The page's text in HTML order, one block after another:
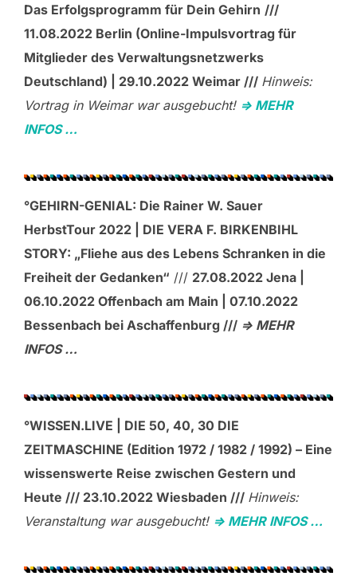
Das Erfolgsprogramm für Dein Gehirn ///
11.08.2022 Berlin (Online-Impulsvortrag für
Mitglieder des Verwaltungsnetzwerks
Deutschland) | 29.10.2022 Weimar /// Hinweis:
Vortrag in Weimar war ausgebucht! => MEHR
INFOS …
°GEHIRN-GENIAL: Die Rainer W. Sauer
HerbstTour 2022 | DIE VERA F. BIRKENBIHL
STORY: „Fliehe aus des Lebens Schranken in die
Freiheit der Gedanken“ /// 27.08.2022 Jena |
06.10.2022 Offenbach am Main | 07.10.2022
Bessenbach bei Aschaffenburg /// => MEHR
INFOS …
°WISSEN.LIVE | DIE 50, 40, 30 DIE
ZEITMASCHINE (Edition 1972 / 1982 / 1992) – Eine
wissenswerte Reise zwischen Gestern und
Heute /// 23.10.2022 Wiesbaden /// Hinweis:
Veranstaltung war ausgebucht! => MEHR INFOS …